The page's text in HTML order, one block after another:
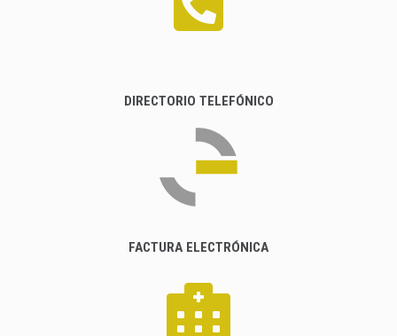
DIRECTORIO TELEFÓNICO
FACTURA ELECTRÓNICA